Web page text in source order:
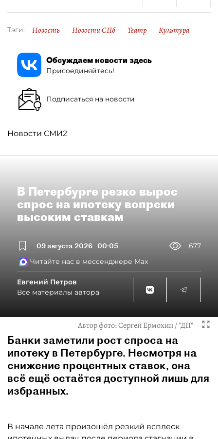
Тэги: Новость Новости СПб Театр Культура
Обсуждаем новости здесь
Присоединяйтесь!
Подписаться на новости
Новости СМИ2
В Петербурге резко вырос
спрос на ипотеку вопреки
высоким ставкам
09 августа 2026 00:05
677
Читайте нас в мессенджере Max
Евгений Петров
Все материалы автора
Автор фото:Сергей Ермохин / "ДП"
Банки заметили рост спроса на
ипотеку в Петербурге. Несмотря на
снижение процентных ставок, она
всё ещё остаётся доступной лишь для
избранных.
В начале лета произошёл резкий всплеск